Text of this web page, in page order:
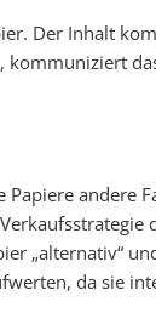
Der Inhalt
andere
„alternativ“
da sie